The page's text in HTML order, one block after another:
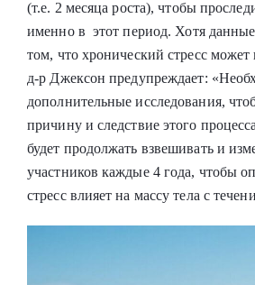
(т.е. 2 месяца роста), чтобы
именно в этот период. Хотя
том, что хронический стресс
д-р Джексон предупреждает:
дополнительные исследования,
причину и следствие этого
будет продолжать взвешивать и
участников каждые 4 года, чтобы
стресс влияет на массу тела с